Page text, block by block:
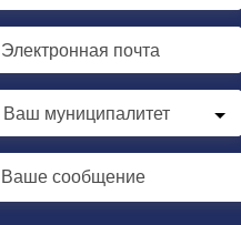
Электронная почта
Ваш муниципалитет
Ваше сообщение